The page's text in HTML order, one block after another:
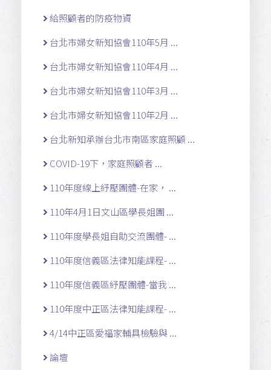
給照顧者的防疫物資
台北市婦女新知協會110年5月 ...
台北市婦女新知協會110年4月 ...
台北市婦女新知協會110年3月 ...
台北市婦女新知協會110年2月 ...
台北新知承辦台北市南區家庭照顧 ...
COVID-19下，家庭照顧者 ...
110年度線上紓壓團體-在家， ...
110年4月1日文山區學長姐團 ...
110年度學長姐自助交流團體- ...
110年度信義區法律知能課程- ...
110年度信義區紓壓團體-當我 ...
110年度中正區法律知能課程- ...
4/14中正區愛福家輔具檢驗與 ...
論壇